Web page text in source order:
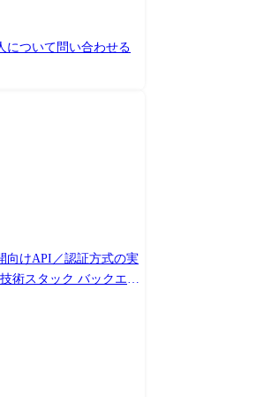
について問い合わせる
向けAPI／認証方式の実